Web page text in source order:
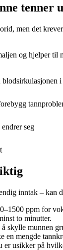
tenner
men det
og hjelper til
i
seg
inntak – kan
ppm for
to minutter.
skylle munnen
en mengde
er usikker på